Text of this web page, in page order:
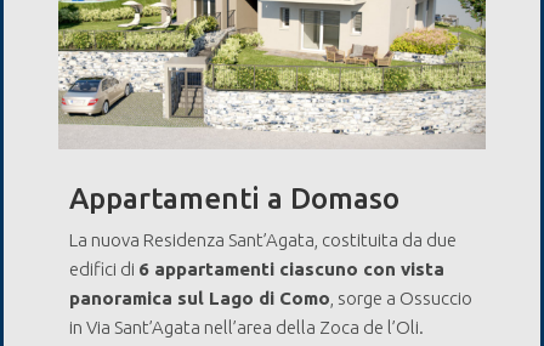
Appartamenti a Domaso
La nuova Residenza Sant’Agata, costituita da due
edifici di 6 appartamenti ciascuno con vista
panoramica sul Lago di Como , sorge a Ossuccio
in Via Sant’Agata nell’area della Zoca de l’Oli.